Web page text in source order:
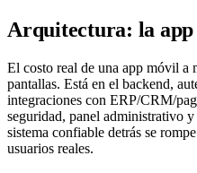
Arquitectura: la app
El costo real de una app móvil a
pantallas. Está en el backend,
integraciones con ERP/CRM/
seguridad, panel administrativo
sistema confiable detrás se
usuarios reales.